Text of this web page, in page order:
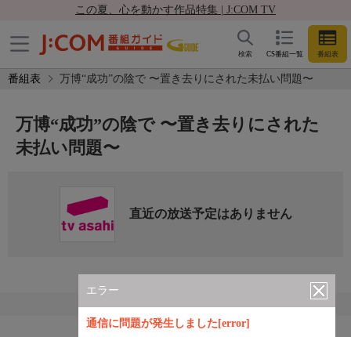
この夏、心を動かす作品特集 | J:COM TV
CS番組一覧 番組表
検索
番組表 万博“成功”の陰で 〜置き去りにされた未払い問題〜
エラー
通信に問題が発生しました[error]
万博“成功”の陰で 〜置き去りにされた
未払い問題〜
直近の放送予定はありません